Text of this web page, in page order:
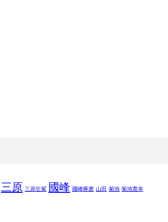
三原 三原壮紫 國峰 國峰啄磨 山田 菊池 菊池寛幸